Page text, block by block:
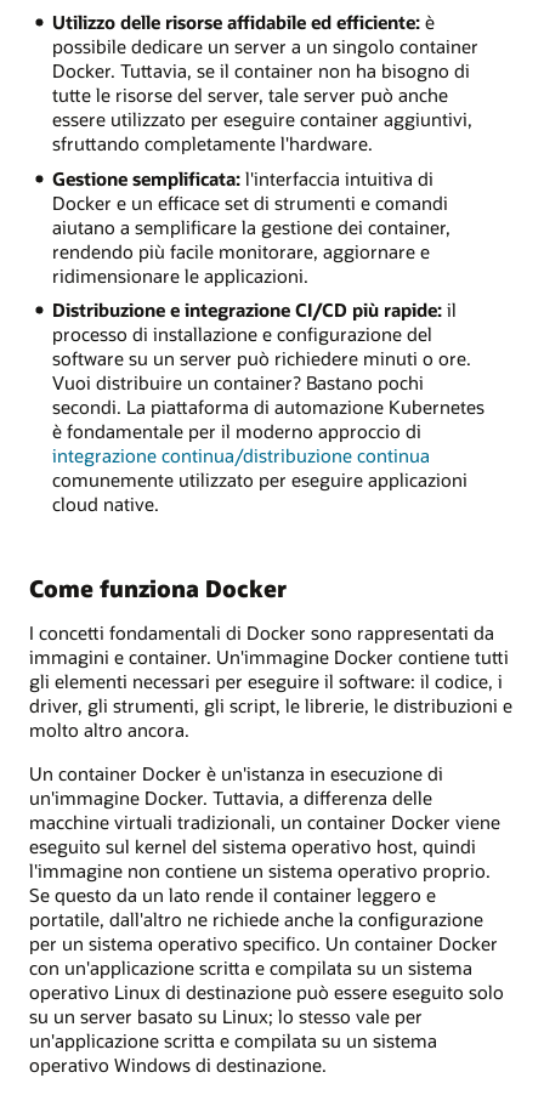
Utilizzo delle risorse affidabile ed efficiente:è
possibile dedicare un server a un singolo container
Docker. Tuttavia, se il container non ha bisogno di
tutte le risorse del server, tale server può anche
essere utilizzato per eseguire container aggiuntivi,
sfruttando completamente l'hardware.
Gestione semplificata:l'interfaccia intuitiva di
Docker e un efficace set di strumenti e comandi
aiutano a semplificare la gestione dei container,
rendendo più facile monitorare, aggiornare e
ridimensionare le applicazioni.
Distribuzione e integrazione CI/CD più rapide:il
processo di installazione e configurazione del
software su un server può richiedere minuti o ore.
Vuoi distribuire un container? Bastano pochi
secondi. La piattaforma di automazione Kubernetes
è fondamentale per il moderno approccio di
integrazione continua/distribuzione continua
comunemente utilizzato per eseguire applicazioni
cloud native.
Come funziona Docker
I concetti fondamentali di Docker sono rappresentati da
immagini e container. Un'immagine Docker contiene tutti
gli elementi necessari per eseguire il software: il codice, i
driver, gli strumenti, gli script, le librerie, le distribuzioni e
molto altro ancora.
Un container Docker è un'istanza in esecuzione di
un'immagine Docker. Tuttavia, a differenza delle
macchine virtuali tradizionali, un container Docker viene
eseguito sul kernel del sistema operativo host, quindi
l'immagine non contiene un sistema operativo proprio.
Se questo da un lato rende il container leggero e
portatile, dall'altro ne richiede anche la configurazione
per un sistema operativo specifico. Un container Docker
con un'applicazione scritta e compilata su un sistema
operativo Linux di destinazione può essere eseguito solo
su un server basato su Linux; lo stesso vale per
un'applicazione scritta e compilata su un sistema
operativo Windows di destinazione.